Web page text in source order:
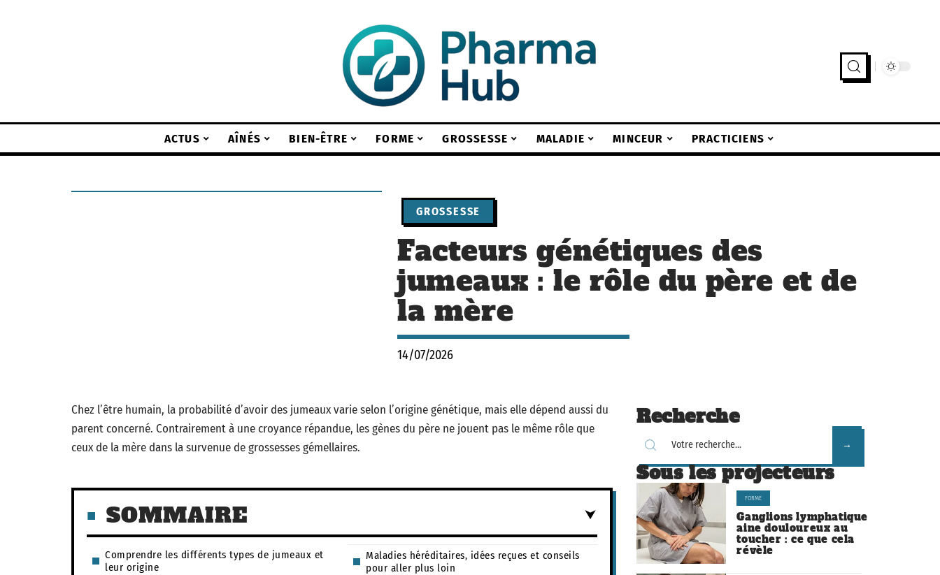
ACTUS AÎNÉS BIEN-ÊTRE FORME GROSSESSE MALADIE MINCEUR PRACTICIENS
GROSSESSE
Facteurs génétiques des
jumeaux : le rôle du père et de
la mère
14/07/2026
Chez l’être humain, la probabilité d’avoir des jumeaux varie selon l’origine génétique, mais elle dépend aussi du
parent concerné. Contrairement à une croyance répandue, les gènes du père ne jouent pas le même rôle que
ceux de la mère dans la survenue de grossesses gémellaires.
SOMMAIRE
Comprendre les différents types de jumeaux et
leur origine
Maladies héréditaires, idées reçues et conseils
pour aller plus loin
Recherche
Sous les projecteurs
FORME
Ganglions lymphatique
aine douloureux au
toucher : ce que cela
révèle